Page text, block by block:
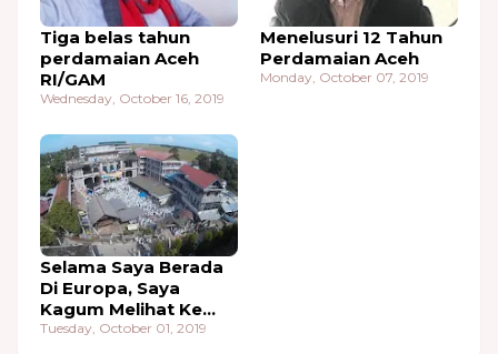
Tiga belas tahun
perdamaian Aceh
RI/GAM
Wednesday, October 16, 2019
Menelusuri 12 Tahun
Perdamaian Aceh
Monday, October 07, 2019
Selama Saya Berada
Di Europa, Saya
Kagum Melihat Ke
Aceh-an Ditempat Itu
Tuesday, October 01, 2019